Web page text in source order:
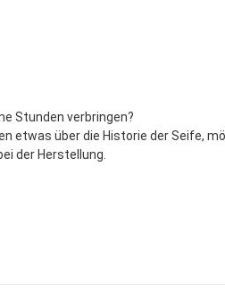
Stunden verbringen?
etwas über die Historie der Seife,
der Herstellung.